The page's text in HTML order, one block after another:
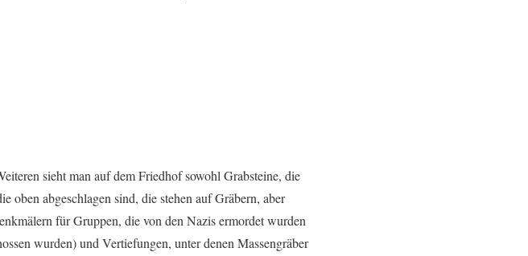
sieht man auf dem Friedhof sowohl Grabsteine, die
oben abgeschlagen sind, die stehen auf Gräbern, aber
für Gruppen, die von den Nazis ermordet wurden
wurden) und Vertiefungen, unter denen Massengräber